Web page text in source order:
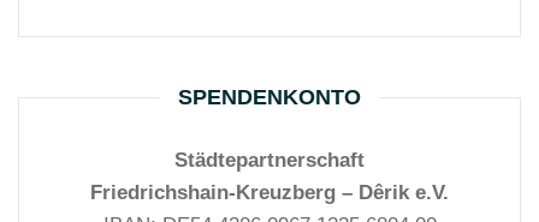
SPENDENKONTO
Städtepartnerschaft
Friedrichshain-Kreuzberg – Dêrik e.V.